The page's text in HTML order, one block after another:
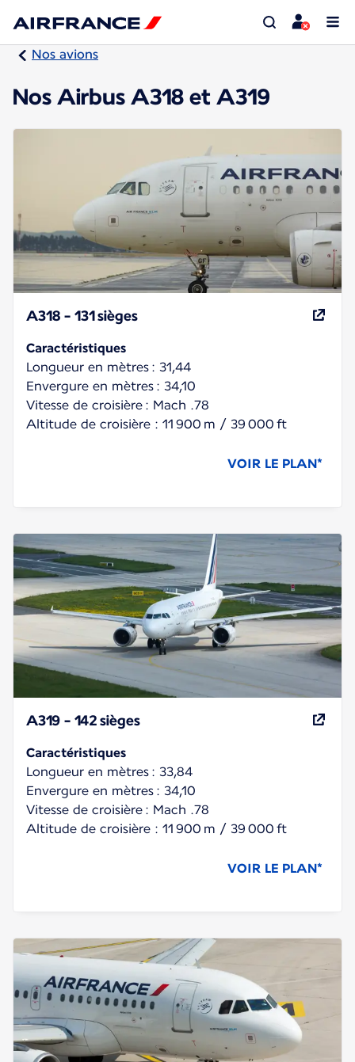
Nos avions
Nos Airbus A318 et A319
A318 - 131 sièges
Caractéristiques
Longueur en mètres : 31,44
Envergure en mètres : 34,10
Vitesse de croisière : Mach .78
Altitude de croisière : 11 900 m / 39 000 ft
VOIR LE PLAN*
A319 - 142 sièges
Caractéristiques
Longueur en mètres : 33,84
Envergure en mètres : 34,10
Vitesse de croisière : Mach .78
Altitude de croisière : 11 900 m / 39 000 ft
VOIR LE PLAN*